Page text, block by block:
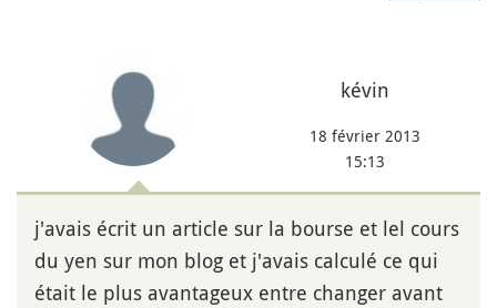
kévin
18 février 2013
15:13
j'avais écrit un article sur la bourse et lel cours
du yen sur mon blog et j'avais calculé ce qui
était le plus avantageux entre changer avant